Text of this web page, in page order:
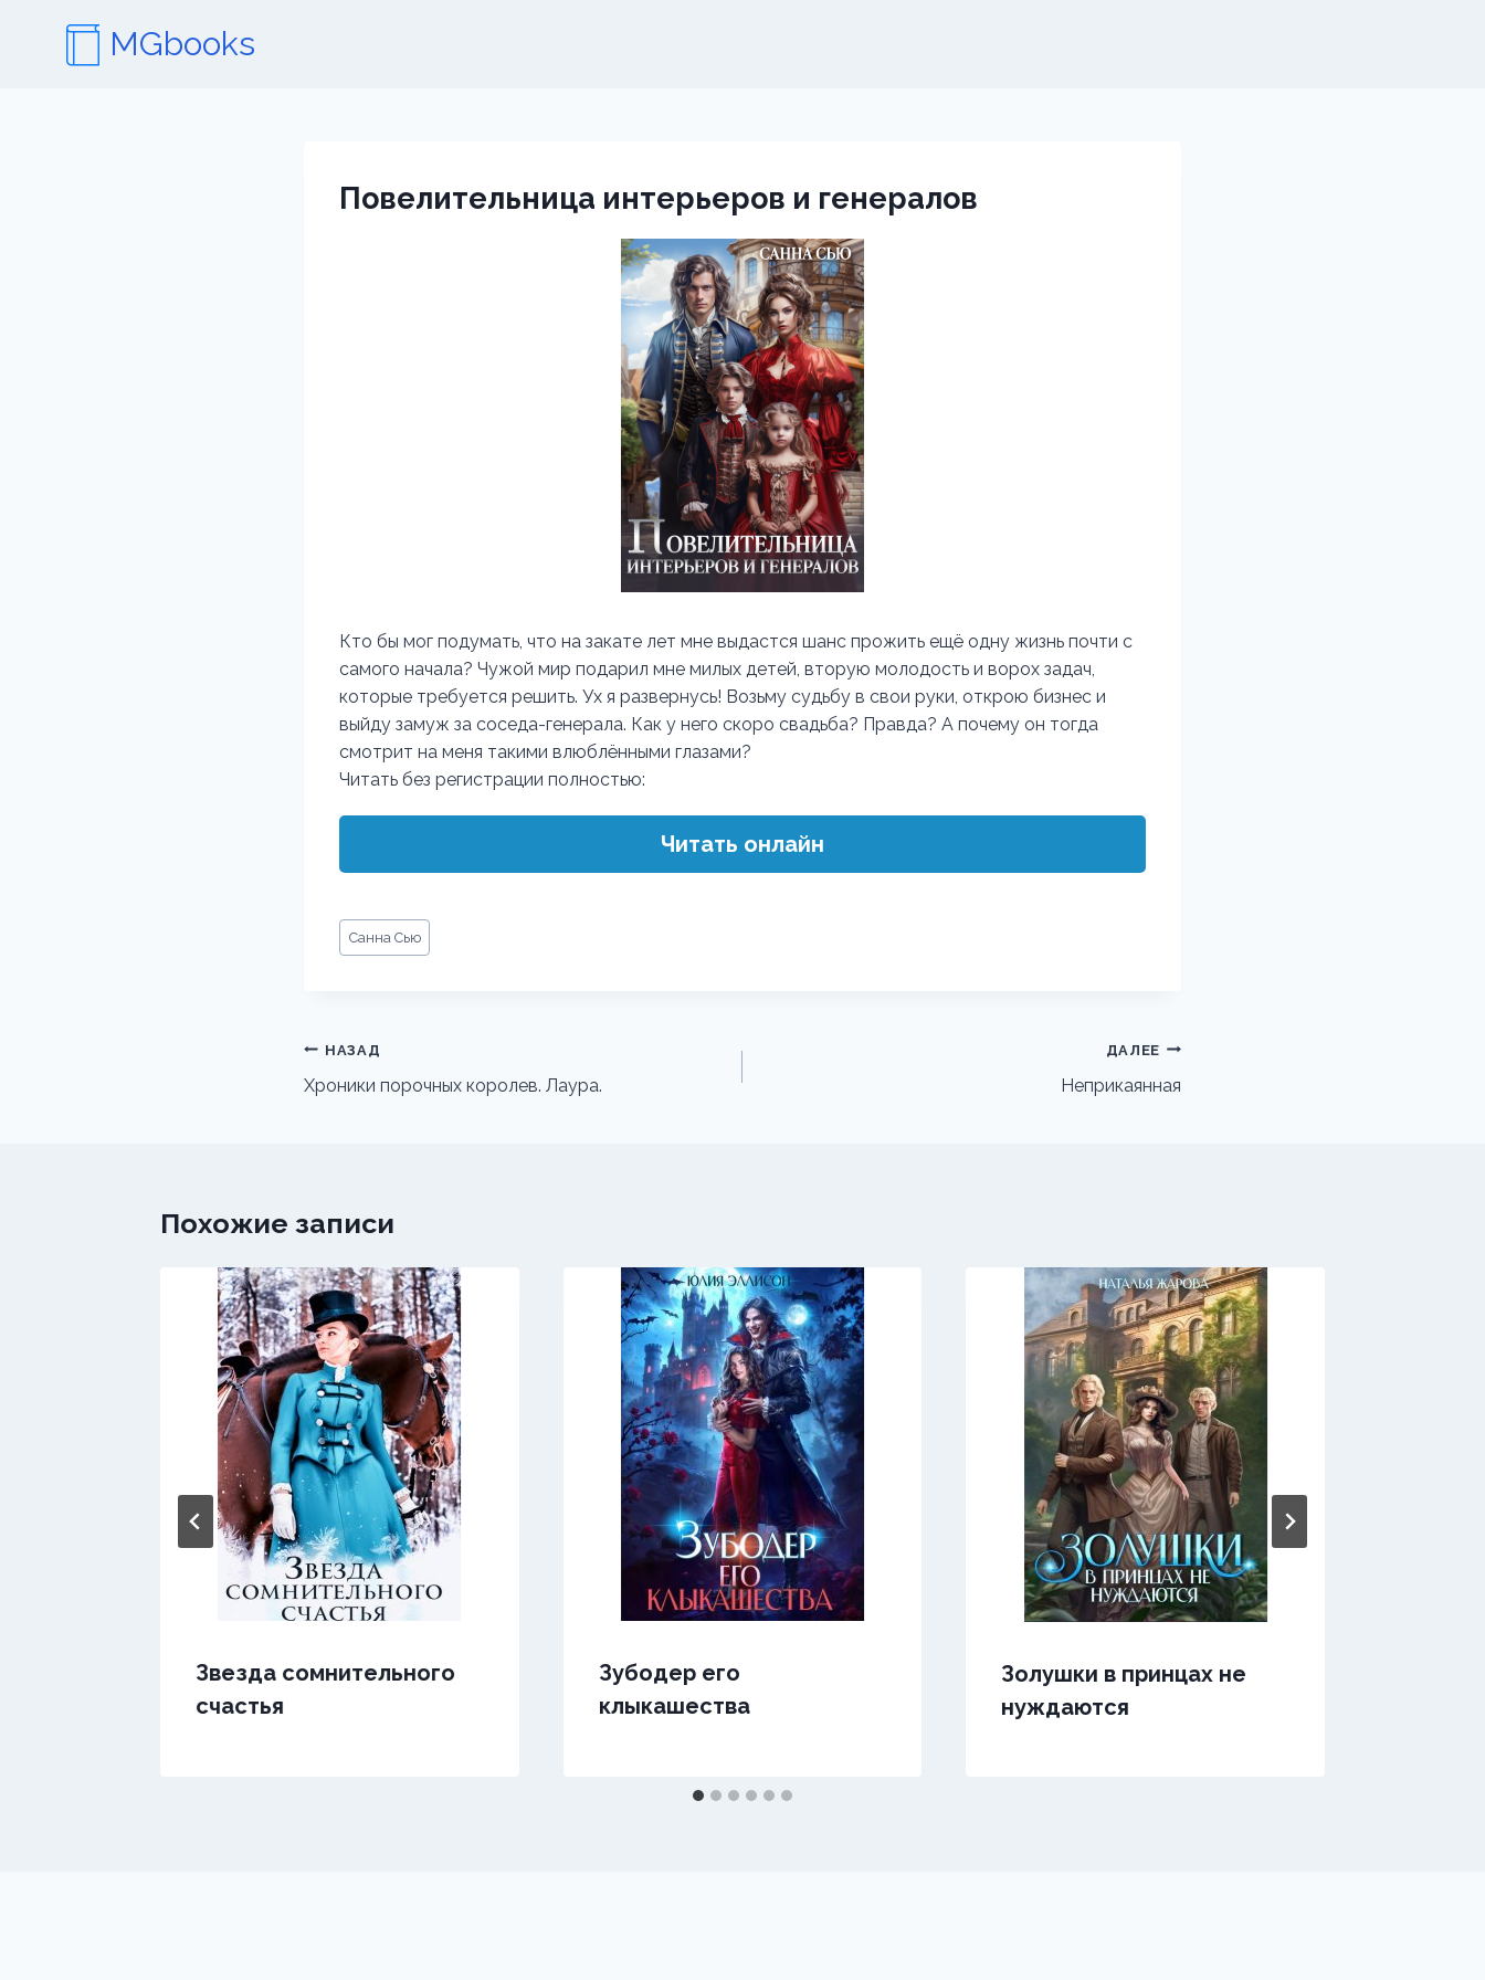
содержимому
MGbooks
Повелительница интерьеров и генералов
Кто бы мог подумать, что на закате лет мне выдастся шанс прожить ещё одну жизнь почти с
самого начала? Чужой мир подарил мне милых детей, вторую молодость и ворох задач,
которые требуется решить. Ух я развернусь! Возьму судьбу в свои руки, открою бизнес и
выйду замуж за соседа-генерала. Как у него скоро свадьба? Правда? А почему он тогда
смотрит на меня такими влюблёнными глазами?
Читать без регистрации полностью:
Читать онлайн
Метки
записи:
Санна Сью
Навигация
по
НАЗАД
Хроники порочных королев. Лаура.
ДАЛЕЕ
Неприкаянная
Похожие записи
Звезда сомнительного
счастья
Зубодер его
клыкашества
Золушки в принцах не
нуждаются